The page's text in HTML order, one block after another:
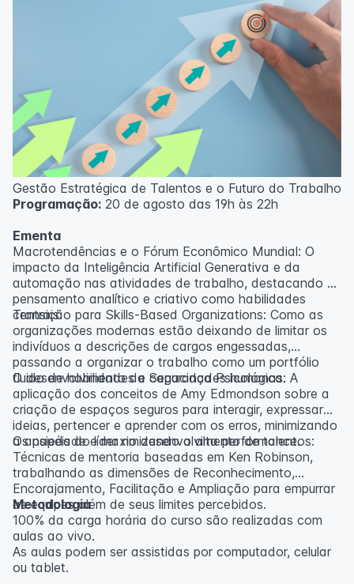
Gestão Estratégica de Talentos e o Futuro do Trabalho
Programação: 20 de agosto das 19h às 22h
Ementa
Macrotendências e o Fórum Econômico Mundial: O
impacto da Inteligência Artificial Generativa e da
automação nas atividades de trabalho, destacando o
pensamento analítico e criativo como habilidades
centrais.
Transição para Skills-Based Organizations: Como as
organizações modernas estão deixando de limitar os
indivíduos a descrições de cargos engessadas,
passando a organizar o trabalho como um portfólio
fluido de habilidades e capacidades humanas.
O desenvolvimento da Segurança Psicológica: A
aplicação dos conceitos de Amy Edmondson sobre a
criação de espaços seguros para interagir, expressar
ideias, pertencer e aprender com os erros, minimizando
a ansiedade e maximizando a alta performance.
Os papéis do líder no desenvolvimento de talentos:
Técnicas de mentoria baseadas em Ken Robinson,
trabalhando as dimensões de Reconhecimento,
Encorajamento, Facilitação e Ampliação para empurrar
as equipes além de seus limites percebidos.
Metodologia
100% da carga horária do curso são realizadas com
aulas ao vivo.
As aulas podem ser assistidas por computador, celular
ou tablet.